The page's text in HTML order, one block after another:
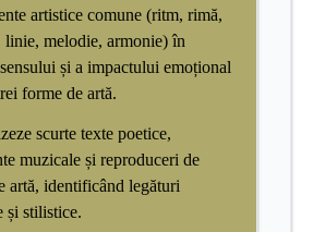
artistice comune (ritm, rimă,
linie, melodie, armonie) în
și a impactului emoțional
forme de artă.
scurte texte poetice,
muzicale și reproduceri de
artă, identificând legături
și stilistice.